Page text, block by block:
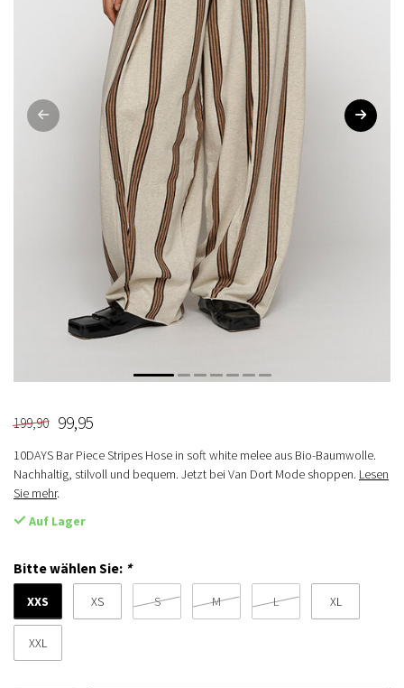
199,90 99,95
10DAYS Bar Piece Stripes Hose in soft white melee aus Bio-Baumwolle.
Nachhaltig, stilvoll und bequem. Jetzt bei Van Dort Mode shoppen. Lesen
Sie mehr.
Auf Lager
Bitte wählen Sie: *
XXS XS S M L XL
XXL